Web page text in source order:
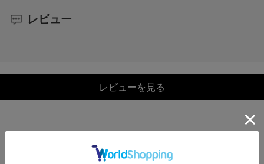
レビュー
レビューを見る
COORDINATE